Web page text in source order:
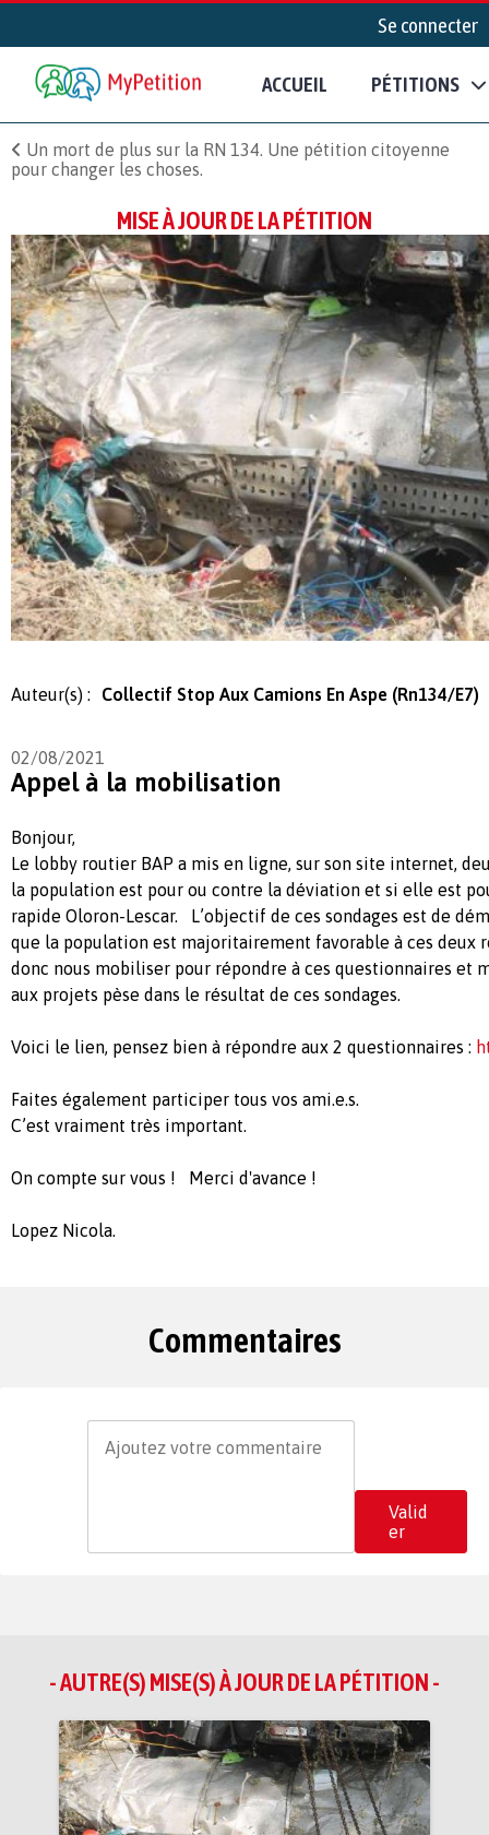
Se connecter
ACCUEIL PÉTITIONS
Un mort de plus sur la RN 134. Une pétition citoyenne
pour changer les choses.
MISE À JOUR DE LA PÉTITION
Auteur(s) : Collectif Stop Aux Camions En Aspe (Rn134/E7)
02/08/2021
Appel à la mobilisation
Bonjour,
Le lobby routier BAP a mis en ligne, sur son site internet,
la population est pour ou contre la déviation et si elle est
rapide Oloron-Lescar. L’objectif de ces sondages est de
que la population est majoritairement favorable à ces deux
donc nous mobiliser pour répondre à ces questionnaires et
aux projets pèse dans le résultat de ces sondages.
Voici le lien, pensez bien à répondre aux 2 questionnaires :
Faites également participer tous vos ami.e.s.
C’est vraiment très important.
On compte sur vous ! Merci d'avance !
Lopez Nicola.
Commentaires
Valid
er
- AUTRE(S) MISE(S) À JOUR DE LA PÉTITION -